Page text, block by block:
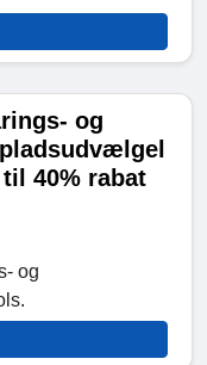
og
40% rabat
og